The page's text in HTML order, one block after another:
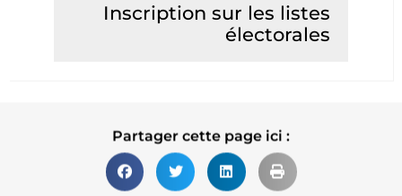
Inscription sur les listes
électorales
Partager cette page ici :